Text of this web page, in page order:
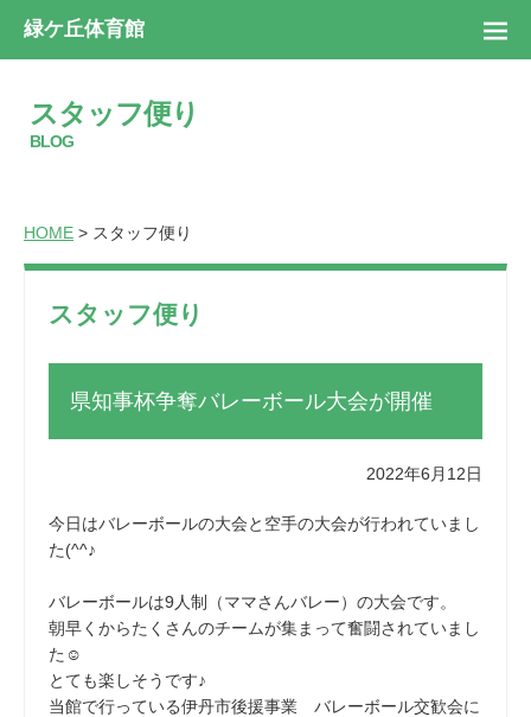
緑ケ丘体育館
スタッフ便り
BLOG
HOME > スタッフ便り
スタッフ便り
県知事杯争奪バレーボール大会が開催
2022年6月12日
今日はバレーボールの大会と空手の大会が行われていまし
た(^^♪
バレーボールは9人制（ママさんバレー）の大会です。
朝早くからたくさんのチームが集まって奮闘されていまし
た☺
とても楽しそうです♪
当館で行っている伊丹市後援事業 バレーボール交歓会に